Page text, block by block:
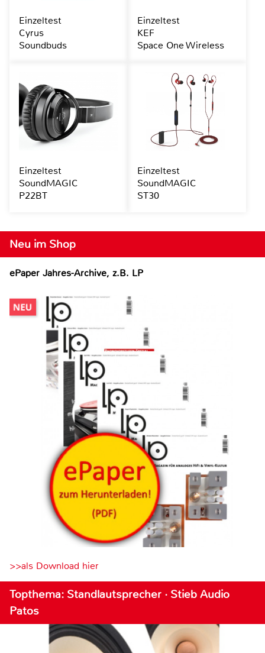
Neu im Shop
ePaper Jahres-Archive, z.B. LP
>>als Download hier
Topthema: Standlautsprecher · Stieb Audio
Patos
Einzeltest
Cyrus
Soundbuds
Einzeltest
KEF
Space One Wireless
Einzeltest
SoundMAGIC
P22BT
Einzeltest
SoundMAGIC
ST30